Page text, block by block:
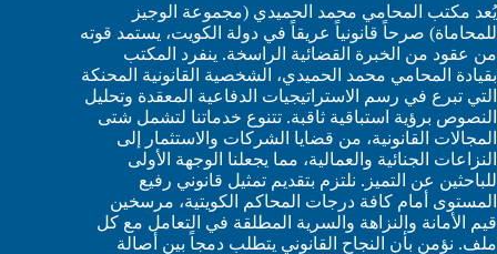
يُعد مكتب المحامي محمد الحميدي (مجموعة الوجيز
للمحاماة) صرحاً قانونياً عريقاً في دولة الكويت، يستمد قوته
من عقود من الخبرة القضائية الراسخة. ينفرد المكتب
بقيادة المحامي محمد الحميدي، الشخصية القانونية المحنكة
التي تبرع في رسم الاستراتيجيات الدفاعية المعقدة وتحليل
النصوص برؤية استباقية ثاقبة. تتنوع خدماتنا لتشمل شتى
المجالات القانونية، من قضايا الشركات والاستثمار إلى
النزاعات الجنائية والعمالية، مما يجعلنا الوجهة الأولى
للباحثين عن التميز. نلتزم بتقديم تمثيل قانوني رفيع
المستوى أمام كافة درجات المحاكم الكويتية، مرسخين
قيم الأمانة والنزاهة والسرية المطلقة في التعامل مع كل
ملف. نؤمن بأن النجاح القانوني يتطلب دمجاً بين أصالة